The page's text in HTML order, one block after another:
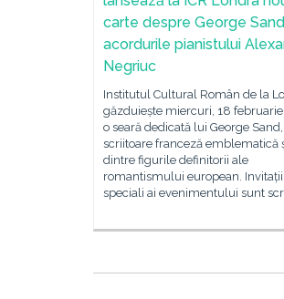
carte despre George
acordurile pianistului
Negriuc
Institutul Cultural Român de la
găzduiește miercuri, 18
o seară dedicată lui George Sand,
scriitoare franceză emblematică
dintre figurile definitorii ale
romantismului european. Invitații
speciali ai evenimentului sunt